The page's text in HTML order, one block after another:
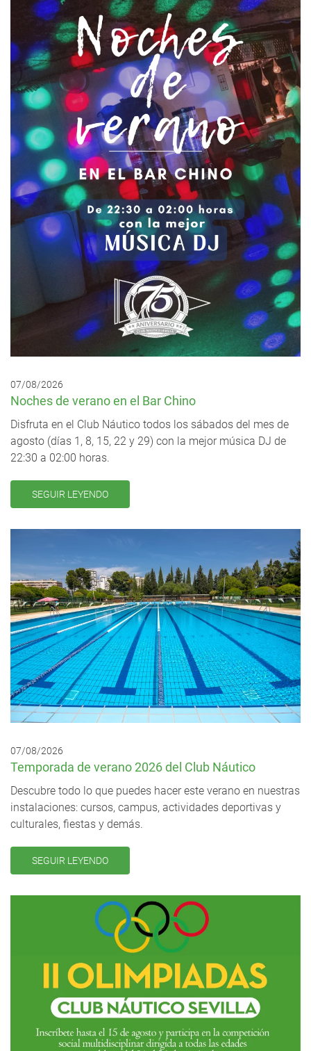
07/08/2026
Noches de verano en el Bar Chino
Disfruta en el Club Náutico todos los sábados del mes de
agosto (días 1, 8, 15, 22 y 29) con la mejor música DJ de
22:30 a 02:00 horas.
SEGUIR LEYENDO
07/08/2026
Temporada de verano 2026 del Club Náutico
Descubre todo lo que puedes hacer este verano en nuestras
instalaciones: cursos, campus, actividades deportivas y
culturales, fiestas y demás.
SEGUIR LEYENDO